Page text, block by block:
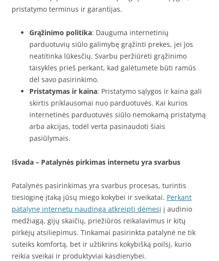
pristatymo terminus ir garantijas.
Grąžinimo politika: Dauguma internetinių
parduotuvių siūlo galimybę grąžinti prekes, jei jos
neatitinka lūkesčių. Svarbu peržiūrėti grąžinimo
taisykles prieš perkant, kad galėtumėte būti ramūs
dėl savo pasirinkimo.
Pristatymas ir kaina: Pristatymo sąlygos ir kaina gali
skirtis priklausomai nuo parduotuvės. Kai kurios
internetinės parduotuvės siūlo nemokamą pristatymą
arba akcijas, todėl verta pasinaudoti šiais
pasiūlymais.
Išvada – Patalynės pirkimas internetu yra svarbus
Patalynės pasirinkimas yra svarbus procesas, turintis
tiesioginę įtaką jūsų miego kokybei ir sveikatai. Perkant
patalynę internetu naudinga atkreipti dėmesį į audinio
medžiagą, gijų skaičių, priežiūros reikalavimus ir kitų
pirkėjų atsiliepimus. Tinkamai pasirinkta patalynė ne tik
suteiks komfortą, bet ir užtikrins kokybišką poilsį, kurio
reikia sveikai ir produktyviai kasdienybei.